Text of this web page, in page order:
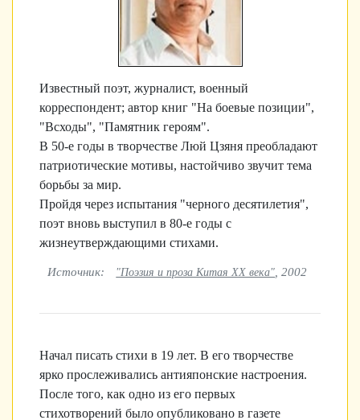
Известный поэт, журналист, военный
корреспондент; автор книг "На боевые позиции",
"Всходы", "Памятник героям".
В 50-е годы в творчестве Люй Цзяня преобладают
патриотические мотивы, настойчиво звучит тема
борьбы за мир.
Пройдя через испытания "черного десятилетия",
поэт вновь выступил в 80-е годы с
жизнеутверждающими стихами.
Источник: "Поэзия и проза Китая XX века" , 2002
Начал писать стихи в 19 лет. В его творчестве
ярко прослеживались антияпонские настроения.
После того, как одно из его первых
стихотворений было опубликовано в газете